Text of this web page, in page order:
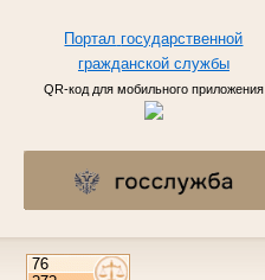
Портал государственной
гражданской службы
QR-код для мобильного приложения